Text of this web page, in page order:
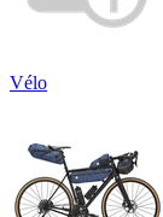
Vélo